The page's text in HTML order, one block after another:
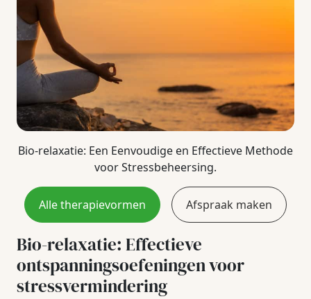
Bio-relaxatie: Een Eenvoudige en Effectieve Methode
voor Stressbeheersing.
Alle therapievormen Afspraak maken
Bio-relaxatie: Effectieve
ontspanningsoefeningen voor
stressvermindering